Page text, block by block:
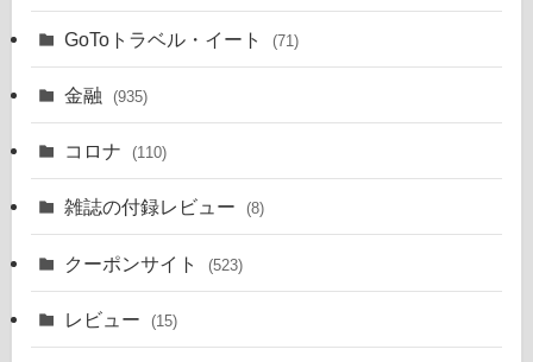
GoToトラベル・イート (71)
金融 (935)
コロナ (110)
雑誌の付録レビュー (8)
クーポンサイト (523)
レビュー (15)